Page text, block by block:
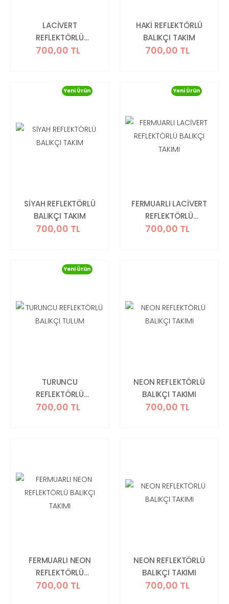
LACİVERT
REFLEKTÖRLÜ
BALIKÇI TAKIM
700,00 TL
HAKİ REFLEKTÖRLÜ
BALIKÇI TAKIM
700,00 TL
Yeni Ürün
SİYAH REFLEKTÖRLÜ
BALIKÇI TAKIM
700,00 TL
Yeni Ürün
FERMUARLI LACİVERT
REFLEKTÖRLÜ
BALIKÇI TAKIMI
700,00 TL
Yeni Ürün
TURUNCU
REFLEKTÖRLÜ
BALIKÇI TULUM
700,00 TL
NEON REFLEKTÖRLÜ
BALIKÇI TAKIMI
700,00 TL
FERMUARLI NEON
REFLEKTÖRLÜ
BALIKÇI TAKIMI
700,00 TL
NEON REFLEKTÖRLÜ
BALIKÇI TAKIMI
700,00 TL